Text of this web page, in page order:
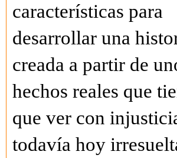
características para
desarrollar una
creada a partir de
hechos reales que
que ver con
todavía hoy